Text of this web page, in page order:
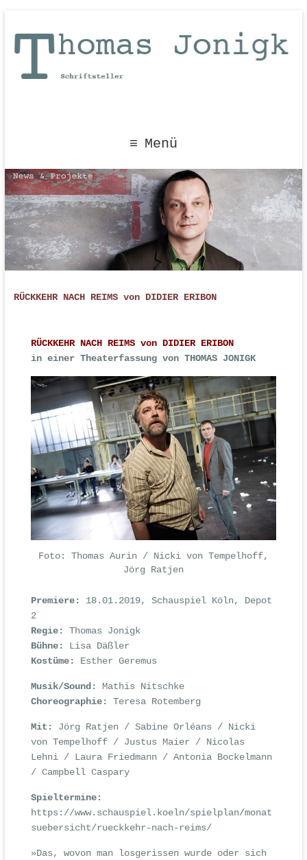
Menü
RÜCKKEHR NACH REIMS von DIDIER ERIBON
RÜCKKEHR NACH REIMS von DIDIER ERIBON
in einer Theaterfassung von THOMAS JONIGK
Foto: Thomas Aurin / Nicki von Tempelhoff,
Jörg Ratjen
Premiere:
18.01.2019, Schauspiel Köln, Depot
2
Regie:
Thomas Jonigk
Bühne:
Lisa Däßler
Kostüme:
Esther Geremus
Musik/Sound: Mathis Nitschke
Choreographie: Teresa Rotemberg
Mit:
Jörg Ratjen / Sabine Orléans / Nicki
von Tempelhoff / Justus Maier / Nicolas
Lehni / Laura Friedmann / Antonia Bockelmann
/ Campbell Caspary
Spieltermine:
https://www.schauspiel.koeln/spielplan/monat
suebersicht/rueckkehr-nach-reims/
»Das, wovon man losgerissen wurde oder sich